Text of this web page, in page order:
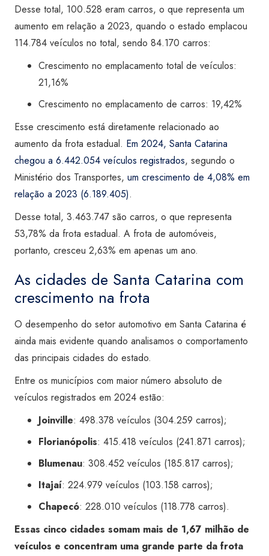
Desse total, 100.528 eram carros, o que representa um
aumento em relação a 2023, quando o estado emplacou
114.784 veículos no total, sendo 84.170 carros:
Crescimento no emplacamento total de veículos:
21,16%
Crescimento no emplacamento de carros: 19,42%
Esse crescimento está diretamente relacionado ao
aumento da frota estadual. Em 2024, Santa Catarina
chegou a 6.442.054 veículos registrados, segundo o
Ministério dos Transportes, um crescimento de 4,08% em
relação a 2023 (6.189.405).
Desse total, 3.463.747 são carros, o que representa
53,78% da frota estadual. A frota de automóveis,
portanto, cresceu 2,63% em apenas um ano.
As cidades de Santa Catarina com
crescimento na frota
O desempenho do setor automotivo em Santa Catarina é
ainda mais evidente quando analisamos o comportamento
das principais cidades do estado.
Entre os municípios com maior número absoluto de
veículos registrados em 2024 estão:
Joinville: 498.378 veículos (304.259 carros);
Florianópolis: 415.418 veículos (241.871 carros);
Blumenau: 308.452 veículos (185.817 carros);
Itajaí: 224.979 veículos (103.158 carros);
Chapecó: 228.010 veículos (118.778 carros).
Essas cinco cidades somam mais de 1,67 milhão de
veículos e concentram uma grande parte da frota